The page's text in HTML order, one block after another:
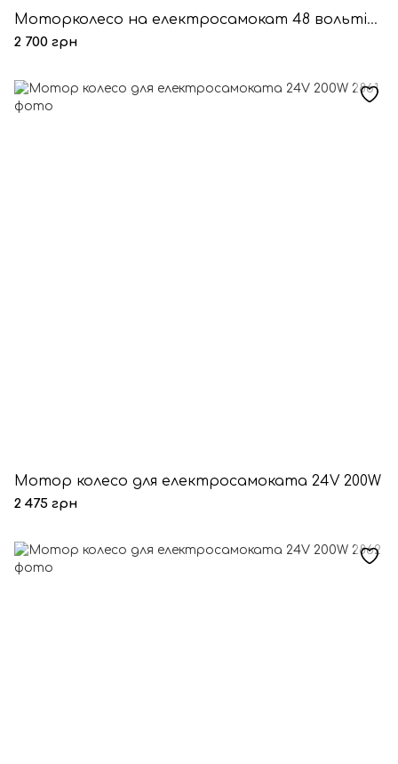
Моторколесо на електросамокат 48 вольтів 350 ватів
2 700 грн
Мотор колесо для електросамоката 24V 200W
2 475 грн